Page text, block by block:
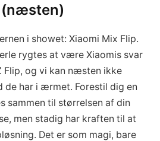
(næsten)
i showet: Xiaomi Mix Flip.
rygtes at være Xiaomis svar
Flip, og vi kan næsten ikke
de har i ærmet. Forestil dig en
sammen til størrelsen af din
men stadig har kraften til at
Det er som magi, bare